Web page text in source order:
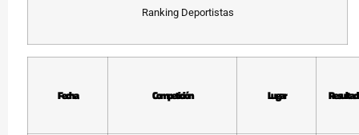
Ranking Deportistas
Fecha Competición Lugar